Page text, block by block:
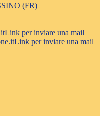
(FR)
Link per inviare una mail
Link per inviare una mail